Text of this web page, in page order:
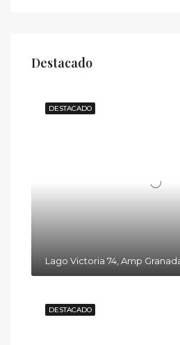
Destacado
DESTACADO
DESTACADO